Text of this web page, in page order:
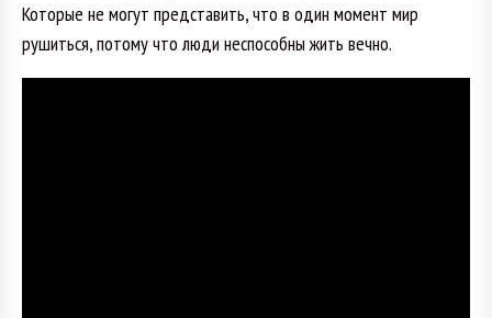
Которые не могут представить, что в один момент мир
рушиться, потому что люди неспособны жить вечно.